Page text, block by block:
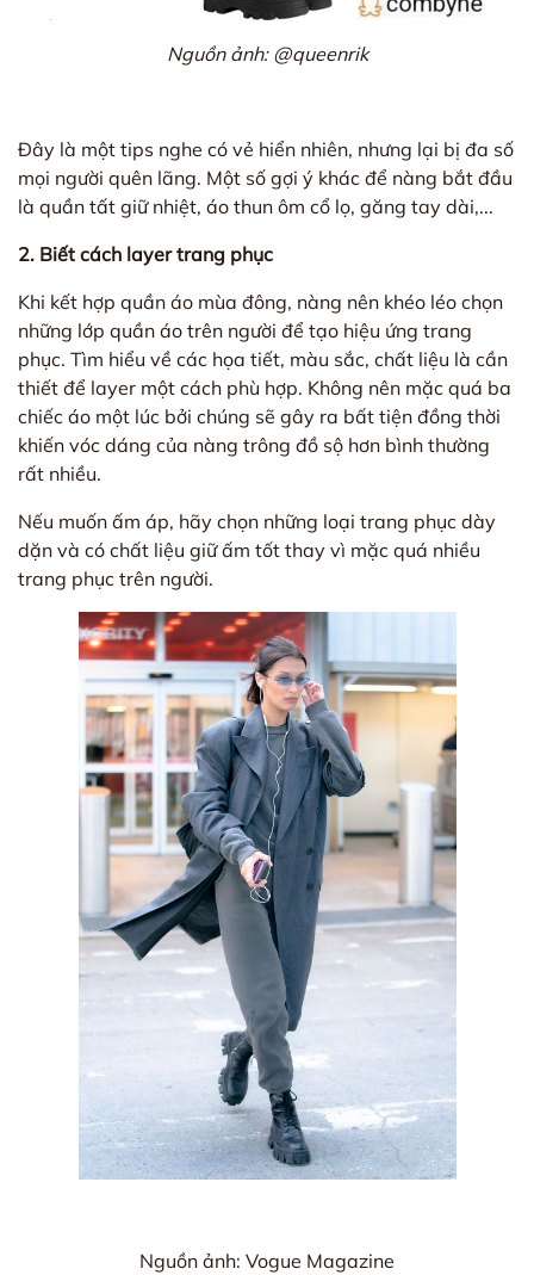
Nguồn ảnh: @queenrik
Đây là một tips nghe có vẻ hiển nhiên, nhưng lại bị đa số
mọi người quên lãng. Một số gợi ý khác để nàng bắt đầu
là quần tất giữ nhiệt, áo thun ôm cổ lọ, găng tay dài,...
2. Biết cách layer trang phục
Khi kết hợp quần áo mùa đông, nàng nên khéo léo chọn
những lớp quần áo trên người để tạo hiệu ứng trang
phục. Tìm hiểu về các họa tiết, màu sắc, chất liệu là cần
thiết để layer một cách phù hợp. Không nên mặc quá ba
chiếc áo một lúc bởi chúng sẽ gây ra bất tiện đồng thời
khiến vóc dáng của nàng trông đồ sộ hơn bình thường
rất nhiều.
Nếu muốn ấm áp, hãy chọn những loại trang phục dày
dặn và có chất liệu giữ ấm tốt thay vì mặc quá nhiều
trang phục trên người.
Nguồn ảnh: Vogue Magazine